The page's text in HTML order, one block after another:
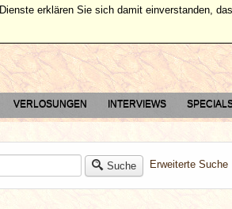
VERLOSUNGEN INTERVIEWS
Suche Erweiterte Suche
erklären Sie sich damit einverstanden,